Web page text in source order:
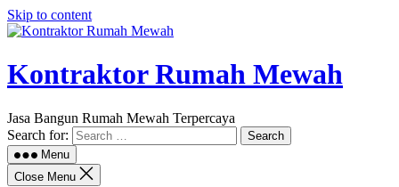
Skip to content
Kontraktor Rumah Mewah
Jasa Bangun Rumah Mewah Terpercaya
Search for:
Menu
Close Menu